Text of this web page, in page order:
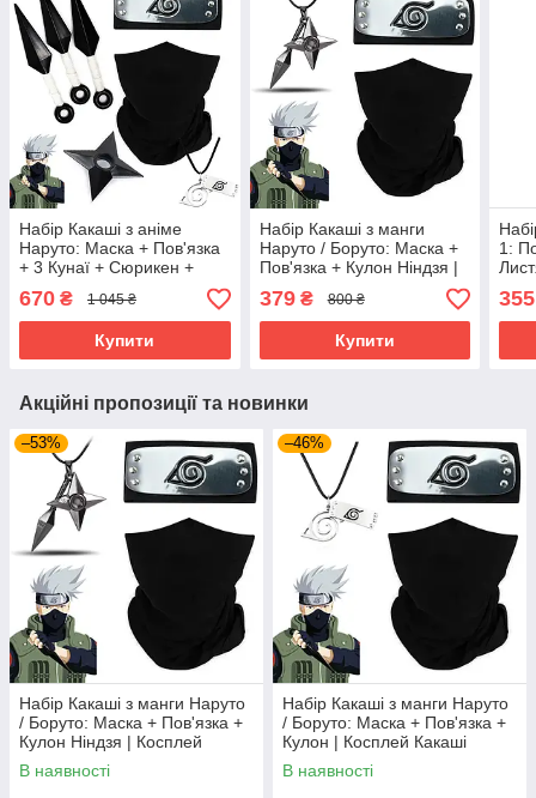
Набір Какаші з аніме
Наруто: Маска + Пов'язка
+ 3 Кунаї + Сюрикен +
Хатаке | Cosplay Kakashi
Hatake
670 ₴ 1 045 ₴
Купити
Набір Какаші з манги
Наруто / Боруто: Маска +
Пов'язка + Кулон Ніндзя |
Косплей Какаші Хатаке |
Cosplay Kakashi Hatake
379₴ 800 ₴
Купити
1:
355
Акційні пропозиції та новинки
–53%
Набір Какаші з манги Наруто
/ Боруто: Маска + Пов'язка +
Кулон Ніндзя | Косплей
Какаші Хатаке | Cosplay
Kakashi Hatake
В наявності
–46%
Набір Какаші з манги Наруто
/ Боруто: Маска + Пов'язка +
Кулон | Косплей Какаші
Хатаке | Cosplay Kakashi
Hatake
В наявності